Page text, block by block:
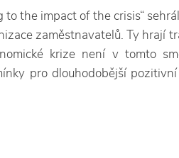
the impact of the crisis“
zaměstnavatelů. Ty hrají
krize není v tomto
pro dlouhodobější